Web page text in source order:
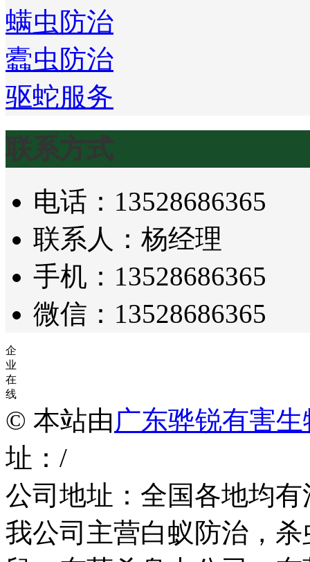
螨虫防治
蠹虫防治
驱蛇服务
联系方式
电话：13528686365
联系人：杨经理
手机：13528686365
微信：13528686365
企
业
在
线
© 本站由 广东骅锐有害
址：/
公司地址：全国各地均
我公司主营白蚁防治，